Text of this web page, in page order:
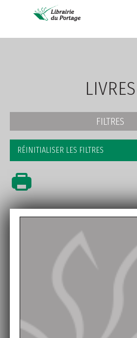
LIVRES
FILTRES
RÉINITIALISER LES FILTRES